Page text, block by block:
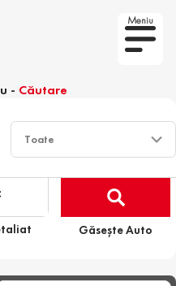
Meniu
- Căutare
Găsește Auto